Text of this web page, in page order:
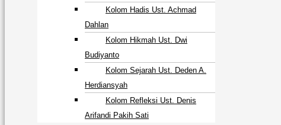
Kolom Hadis Ust. Achmad
Dahlan
Kolom Hikmah Ust. Dwi
Budiyanto
Kolom Sejarah Ust. Deden A.
Herdiansyah
Kolom Refleksi Ust. Denis
Arifandi Pakih Sati